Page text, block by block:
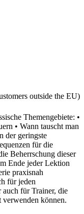
outside the EU)
Themengebiete: •
• Wann tauscht man
der geringste
für die
Beherrschung dieser
Ende jeder Lektion
praxisnah
für jeden
auch für Trainer, die
können.